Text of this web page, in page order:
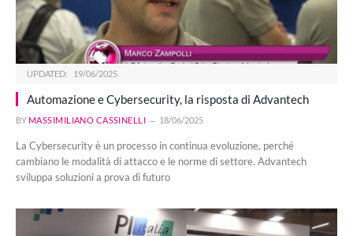
UPDATED: 19/06/2025
Automazione e Cybersecurity, la risposta di Advantech
BY MASSIMILIANO CASSINELLI 18/06/2025
La Cybersecurity è un processo in continua evoluzione, perché
cambiano le modalità di attacco e le norme di settore. Advantech
sviluppa soluzioni a prova di futuro